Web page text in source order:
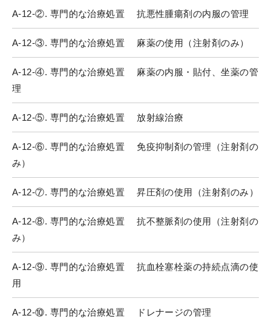
A-12-②. 専門的な治療処置 抗悪性腫瘍剤の内服の管理
A-12-③. 専門的な治療処置 麻薬の使用（注射剤のみ）
A-12-④. 専門的な治療処置 麻薬の内服・貼付、坐薬の管
理
A-12-⑤. 専門的な治療処置 放射線治療
A-12-⑥. 専門的な治療処置 免疫抑制剤の管理（注射剤の
み）
A-12-⑦. 専門的な治療処置 昇圧剤の使用（注射剤のみ）
A-12-⑧. 専門的な治療処置 抗不整脈剤の使用（注射剤の
み）
A-12-⑨. 専門的な治療処置 抗血栓塞栓薬の持続点滴の使
用
A-12-⑩. 専門的な治療処置 ドレナージの管理